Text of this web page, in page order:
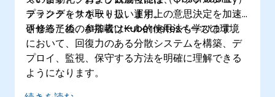
プラクティスを取り扱います。
ティングをサポートし、運用上の意思決定を加速
させるためのAI搭載ツール的使用法も学びます。
研修終了後、参加者はKubernetesベースの環境
において、回復力のある分散システムを構築、デ
プロイ、監視、保守する方法を明確に理解できる
ようになります。